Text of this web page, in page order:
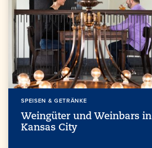
SPEISEN & GETRÄNKE
Weingüter und Weinbars in
Kansas City